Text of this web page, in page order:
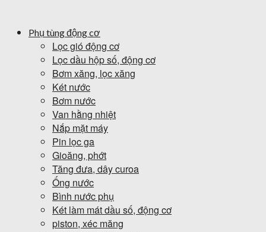
Phụ tùng động cơ
Lọc gió động cơ
Lọc dầu hộp số, động cơ
Bơm xăng, lọc xăng
Két nước
Bơm nước
Van hằng nhiệt
Nắp mặt máy
Pin lọc ga
Gioăng, phớt
Tăng đưa, dây curoa
Ống nước
Bình nước phụ
Két làm mát dầu số, động cơ
piston, xéc măng